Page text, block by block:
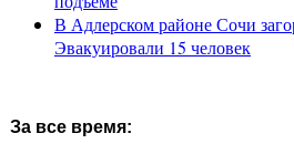
В Адлерском районе Сочи
Эвакуировали 15 человек
За все время: